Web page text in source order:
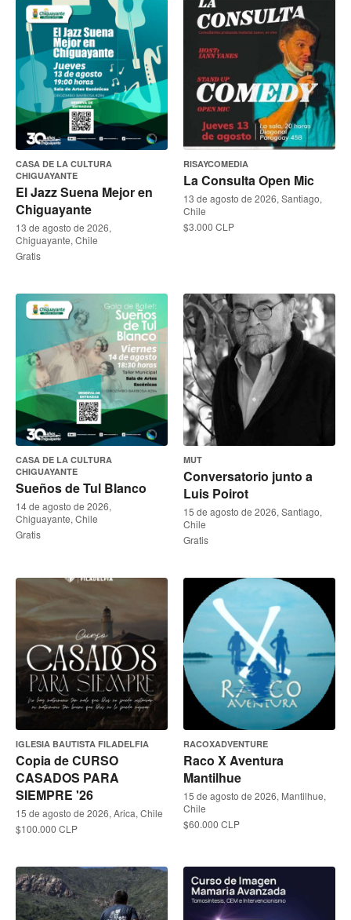
CASA DE LA CULTURA
CHIGUAYANTE
El Jazz Suena Mejor en
Chiguayante
13 de agosto de 2026,
Chiguayante, Chile
Gratis
RISAYCOMEDIA
La Consulta Open Mic
13 de agosto de 2026, Santiago,
Chile
$3.000 CLP
CASA DE LA CULTURA
CHIGUAYANTE
Sueños de Tul Blanco
14 de agosto de 2026,
Chiguayante, Chile
Gratis
MUT
Conversatorio junto a
Luis Poirot
15 de agosto de 2026, Santiago,
Chile
Gratis
IGLESIA BAUTISTA FILADELFIA
Copia de CURSO
CASADOS PARA
SIEMPRE '26
15 de agosto de 2026, Arica, Chile
$100.000 CLP
RACOXADVENTURE
Raco X Aventura
Mantilhue
15 de agosto de 2026, Mantilhue,
Chile
$60.000 CLP